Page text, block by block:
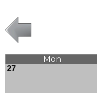
Mon
27